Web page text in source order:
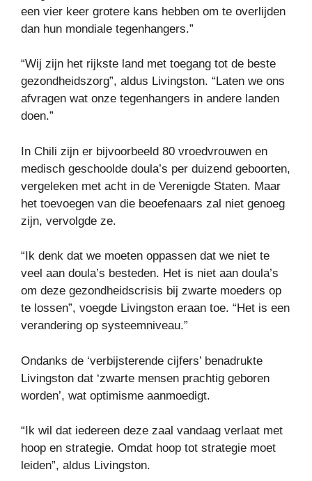
een vier keer grotere kans hebben om te overlijden
dan hun mondiale tegenhangers.”
“Wij zijn het rijkste land met toegang tot de beste
gezondheidszorg”, aldus Livingston. “Laten we ons
afvragen wat onze tegenhangers in andere landen
doen.”
In Chili zijn er bijvoorbeeld 80 vroedvrouwen en
medisch geschoolde doula’s per duizend geboorten,
vergeleken met acht in de Verenigde Staten. Maar
het toevoegen van die beoefenaars zal niet genoeg
zijn, vervolgde ze.
“Ik denk dat we moeten oppassen dat we niet te
veel aan doula’s besteden. Het is niet aan doula’s
om deze gezondheidscrisis bij zwarte moeders op
te lossen”, voegde Livingston eraan toe. “Het is een
verandering op systeemniveau.”
Ondanks de ‘verbijsterende cijfers’ benadrukte
Livingston dat ‘zwarte mensen prachtig geboren
worden’, wat optimisme aanmoedigt.
“Ik wil dat iedereen deze zaal vandaag verlaat met
hoop en strategie. Omdat hoop tot strategie moet
leiden”, aldus Livingston.